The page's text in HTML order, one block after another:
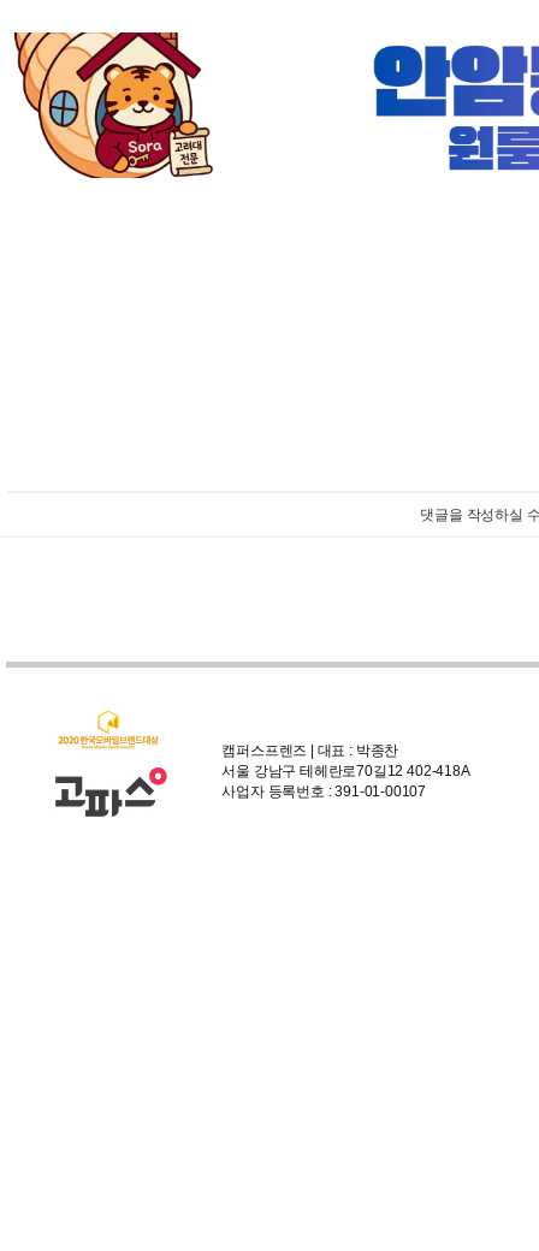
댓글을 작성하실
캠퍼스프렌즈 | 대표 : 박종찬
서울 강남구 테헤란로70길12 402-418A
사업자 등록번호 : 391-01-00107